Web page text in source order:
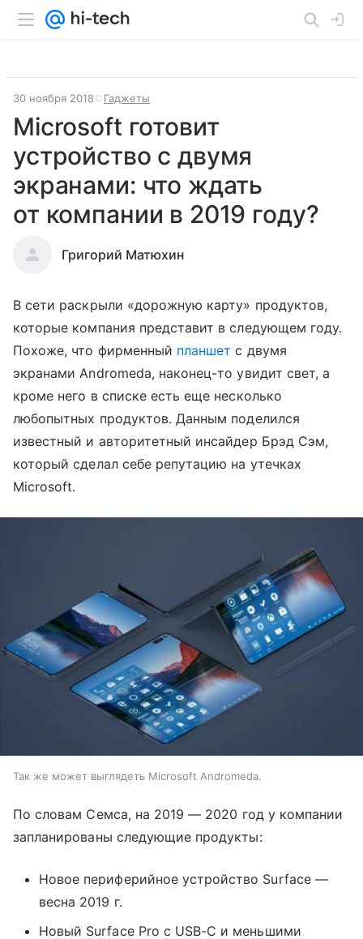
30 ноября 2018 Гаджеты
Microsoft готовит
устройство с двумя
экранами: что ждать
от компании в 2019 году?
Григорий Матюхин
В сети раскрыли «дорожную карту» продуктов,
которые компания представит в следующем году.
Похоже, что фирменный планшет с двумя
экранами Andromeda, наконец-то увидит свет, а
кроме него в списке есть еще несколько
любопытных продуктов. Данным поделился
известный и авторитетный инсайдер Брэд Сэм,
который сделал себе репутацию на утечках
Microsoft.
Так же может выглядеть Microsoft Andromeda.
По словам Семса, на 2019 — 2020 год у компании
запланированы следующие продукты:
Новое периферийное устройство Surface —
весна 2019 г.
Новый Surface Pro с USB-C и меньшими